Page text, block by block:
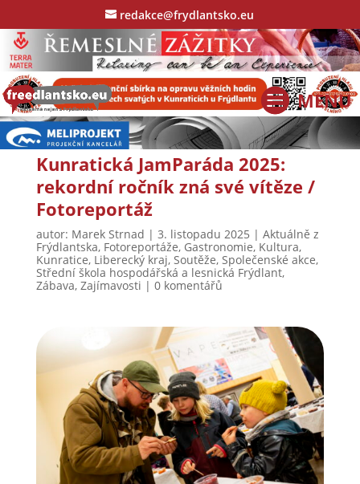
redakce@frydlantsko.eu
Kunratická JamParáda 2025:
rekordní ročník zná své vítěze /
Fotoreportáž
autor: Marek Strnad | 3. listopadu 2025 | Aktuálně z
Frýdlantska, Fotoreportáže, Gastronomie, Kultura,
Kunratice, Liberecký kraj, Soutěže, Společenské akce,
Střední škola hospodářská a lesnická Frýdlant,
Zábava, Zajímavosti | 0 komentářů